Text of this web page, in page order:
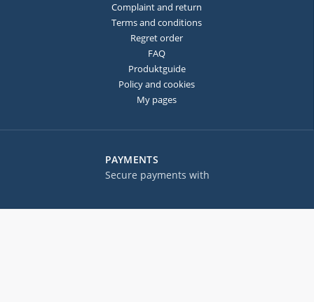
PAYMENTS
Secure payments with
Complaint and return
Terms and conditions
Regret order
FAQ
Produktguide
Policy and cookies
My pages